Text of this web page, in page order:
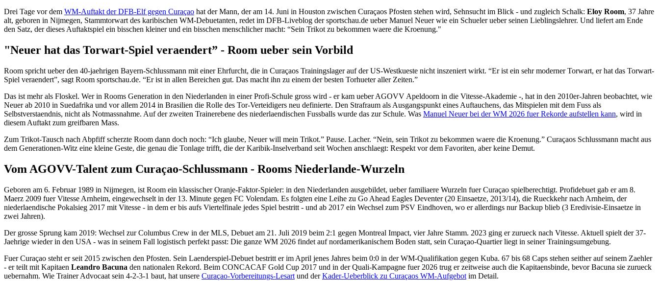
Drei Tage vor dem WM-Auftakt der DFB-Elf gegen Curaçao hat der Mann, der am 14. Juni in Houston zwischen Curaçaos Pfosten stehen wird, Sehnsucht im Blick - und zugleich Schalk: Eloy Room, 37 Jahre
alt, geboren in Nijmegen, Stammtorwart des karibischen WM-Debuetanten, redet im DFB-Liveblog der sportschau.de ueber Manuel Neuer wie ein Schueler ueber seinen Lieblingslehrer. Und liefert am Ende
den Satz, der dieses Auftaktspiel ein bisschen kleiner und ein bisschen menschlicher macht: “Sein Trikot zu bekommen waere die Kroenung."
"Neuer hat das Torwart-Spiel veraendert” - Room ueber sein Vorbild
Room spricht ueber den 40-jaehrigen Bayern-Schlussmann mit einer Ehrfurcht, die in Curaçaos Trainingslager auf der US-Westkueste nicht inszeniert wirkt. “Er ist ein sehr moderner Torwart, er hat das Torwart-
Spiel veraendert”, sagt Room sportschau.de. “Er ist in allen Bereichen gut. Das macht ihn zu einem der besten Torhueter aller Zeiten.”
Das ist mehr als Floskel. Wer in Rooms Generation in den Niederlanden in einer Profi-Schule gross wird - er kam ueber AGOVV Apeldoorn in die Vitesse-Akademie -, hat in den 2010er-Jahren beobachtet, wie
Neuer ab 2010 in Suedafrika und vor allem 2014 in Brasilien die Rolle des Tor-Verteidigers neu definierte. Den Strafraum als Ausgangspunkt eines Auftauchens, das Mitspielen mit dem Fuss als
Selbstverstaendnis, nicht als Notmassnahme. Auf der zweiten Trainerebene des niederlaendischen Fussballs wurde das zur Schule. Was Manuel Neuer bei der WM 2026 fuer Rekorde aufstellen kann, wird in
diesem Auftakt zum greifbaren Mass.
Zum Trikot-Tausch nach Abpfiff scherzte Room dann doch noch: “Ich glaube, Neuer will mein Trikot.” Pause. Lacher. “Nein, sein Trikot zu bekommen waere die Kroenung.” Curaçaos Schlussmann macht aus
dem Generationen-Witz eine kleine Geste, die genau die Tonlage trifft, die der Karibik-Inselverband seit Wochen anschlaegt: Respekt vor dem Favoriten, aber keine Demut.
Vom AGOVV-Talent zum Curaçao-Schlussmann - Rooms Niederlande-Wurzeln
Geboren am 6. Februar 1989 in Nijmegen, ist Room ein klassischer Oranje-Faktor-Spieler: in den Niederlanden ausgebildet, ueber familiaere Wurzeln fuer Curaçao spielberechtigt. Profidebuet gab er am 8.
Maerz 2009 fuer Vitesse Arnheim, eingewechselt in der 13. Minute gegen FC Volendam. Es folgten eine Leihe zu Go Ahead Eagles Deventer (20 Einsaetze, 2013/14), die Rueckkehr nach Arnheim, der
niederlaendische Pokalsieg 2017 mit Vitesse - in dem er bis aufs Viertelfinale jedes Spiel bestritt - und ab 2017 ein Wechsel zum PSV Eindhoven, wo er allerdings nur Backup blieb (3 Eredivisie-Einsaetze in
zwei Jahren).
Der grosse Sprung kam 2019: Wechsel zur Columbus Crew in der MLS, Debuet am 21. Juli 2019 beim 2:1 gegen Montreal Impact, vier Jahre Stamm. 2023 ging er zurueck nach Vitesse. Aktuell spielt der 37-
Jaehrige wieder in den USA - was in seinem Fall logistisch perfekt passt: Die ganze WM 2026 findet auf nordamerikanischem Boden statt, sein Curaçao-Quartier liegt in seiner Trainingsumgebung.
Fuer Curaçao steht er seit 2015 zwischen den Pfosten. Sein Laenderspiel-Debuet bestritt er im April jenes Jahres beim 0:0 in der WM-Qualifikation gegen Kuba. 67 bis 68 Caps stehen seither auf seinem Zaehler
- er teilt mit Kapitaen Leandro Bacuna den nationalen Rekord. Beim CONCACAF Gold Cup 2017 und in der Quali-Kampagne fuer 2026 trug er zeitweise auch die Kapitaensbinde, bevor Bacuna sie zurueck
uebernahm. Wie Trainer Advocaat sein 4-2-3-1 baut, hat unsere Curaçao-Vorbereitungs-Lesart und derKader-Ueberblick zu Curaçaos WM-Aufgebot im Detail.